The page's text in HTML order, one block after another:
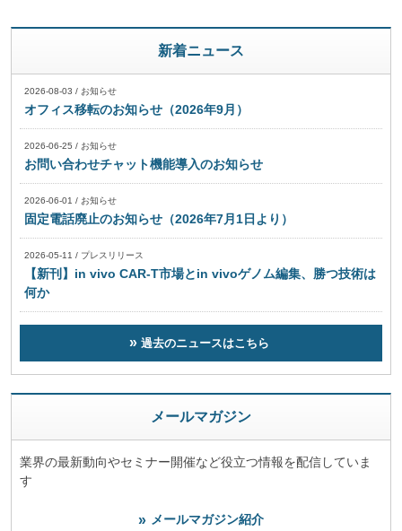
新着ニュース
2026-08-03 / お知らせ
オフィス移転のお知らせ（2026年9月）
2026-06-25 / お知らせ
お問い合わせチャット機能導入のお知らせ
2026-06-01 / お知らせ
固定電話廃止のお知らせ（2026年7月1日より）
2026-05-11 / プレスリリース
【新刊】in vivo CAR-T市場とin vivoゲノム編集、勝つ技術は
何か
過去のニュースはこちら
メールマガジン
業界の最新動向やセミナー開催など役立つ情報を配信していま
す
メールマガジン紹介